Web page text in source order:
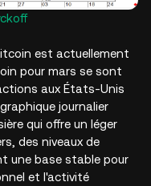
est actuellement
pour mars se sont
aux États-Unis
journalier
qui offre un léger
des niveaux de
une base stable pour
et l'activité